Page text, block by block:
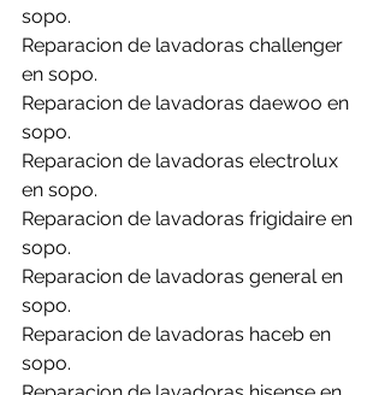
sopo.
Reparacion de lavadoras challenger
en sopo.
Reparacion de lavadoras daewoo en
sopo.
Reparacion de lavadoras electrolux
en sopo.
Reparacion de lavadoras frigidaire en
sopo.
Reparacion de lavadoras general en
sopo.
Reparacion de lavadoras haceb en
sopo.